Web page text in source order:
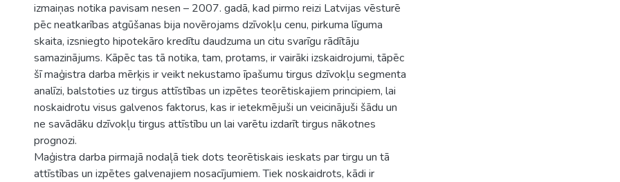
izmaiņas notika pavisam nesen – 2007. gadā, kad pirmo reizi Latvijas vēsturē
pēc neatkarības atgūšanas bija novērojams dzīvokļu cenu, pirkuma līguma
skaita, izsniegto hipotekāro kredītu daudzuma un citu svarīgu rādītāju
samazinājums. Kāpēc tas tā notika, tam, protams, ir vairāki izskaidrojumi, tāpēc
šī maģistra darba mērķis ir veikt nekustamo īpašumu tirgus dzīvokļu segmenta
analīzi, balstoties uz tirgus attīstības un izpētes teorētiskajiem principiem, lai
noskaidrotu visus galvenos faktorus, kas ir ietekmējuši un veicinājuši šādu un
ne savādāku dzīvokļu tirgus attīstību un lai varētu izdarīt tirgus nākotnes
prognozi.
Maģistra darba pirmajā nodaļā tiek dots teorētiskais ieskats par tirgu un tā
attīstības un izpētes galvenajiem nosacījumiem. Tiek noskaidrots, kādi ir